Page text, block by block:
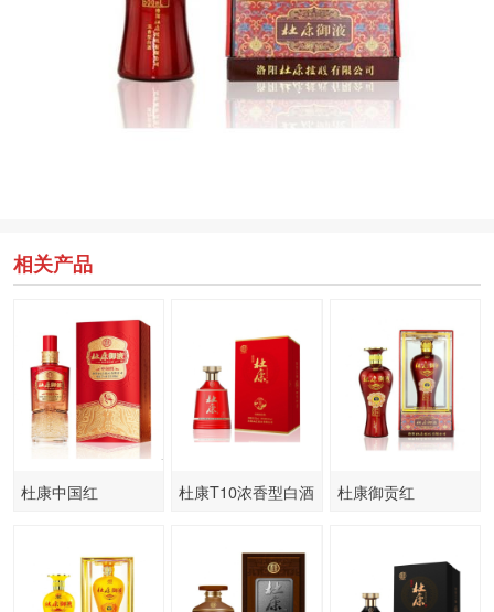
相关产品
杜康中国红 杜康T10浓香型白酒 杜康御贡红